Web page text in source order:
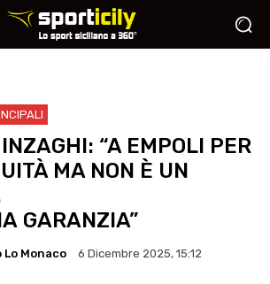
“A EMPOLI PER
MA NON È UN
GARANZIA”
Monaco 6 Dicembre 2025, 15:12